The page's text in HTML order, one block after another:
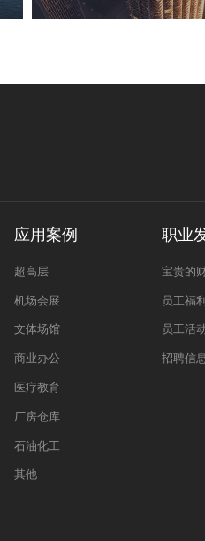
应用案例
超高层
机场会展
文体场馆
商业办公
医疗教育
厂房仓库
石油化工
其他
职业
宝贵的
员工福
员工活
招聘信